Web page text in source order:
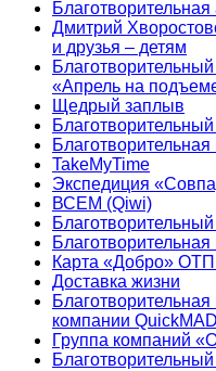
Дмитрий
и друзья – детям
«Апрель на
Щедрый заплыв
TakeMyTime
Экспедиция
ВСЕМ (Qiwi)
Карта «Добро» ОТП
Доставка жизни
компании
Группа компаний